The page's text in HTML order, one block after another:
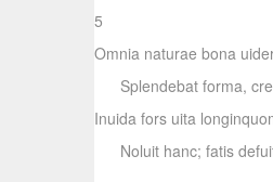
5
Omnia naturae bona
Splendebat forma,
Inuida fors uita
Noluit hanc; fatis